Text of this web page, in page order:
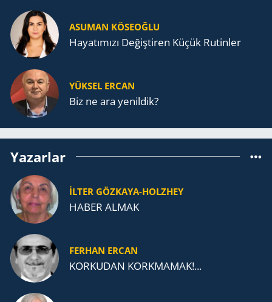
ASUMAN KÖSEOĞLU
Ha­ya­tı­mı­zı De­ğiş­ti­ren Küçük Ru­tin­ler
YÜKSEL ERCAN
Biz ne ara yenildik?
Yazarlar
İLTER GÖZKAYA-HOLZHEY
HABER ALMAK
FERHAN ERCAN
KORKUDAN KORKMAMAK!...